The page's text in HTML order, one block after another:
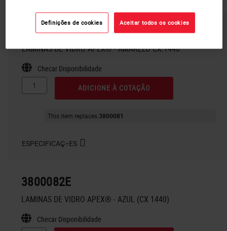
3800081E
LAMINAS DE VIDRO APEX® - AMARELO CX.1440
Checar Disponibilidade
ADICIONE À COTAÇÃO
This item replaces3800081
ESPECIFICAÇ÷ES
3800082E
LAMINAS DE VIDRO APEX® - AZUL (CX 1440)
Checar Disponibilidade
Definições de cookies Aceitar todos os cookies